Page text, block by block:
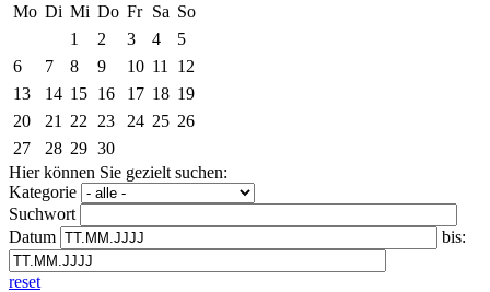
Mo Di Mi Do Fr Sa So
1
2 3 4
5
6
7 8 9 10 11
12
13
14 15 16 17 18 19
20
21 22 23 24 25 26
27
28 29 30
Hier können Sie gezielt suchen:
Kategorie
Suchwort
Datum
bis:
reset